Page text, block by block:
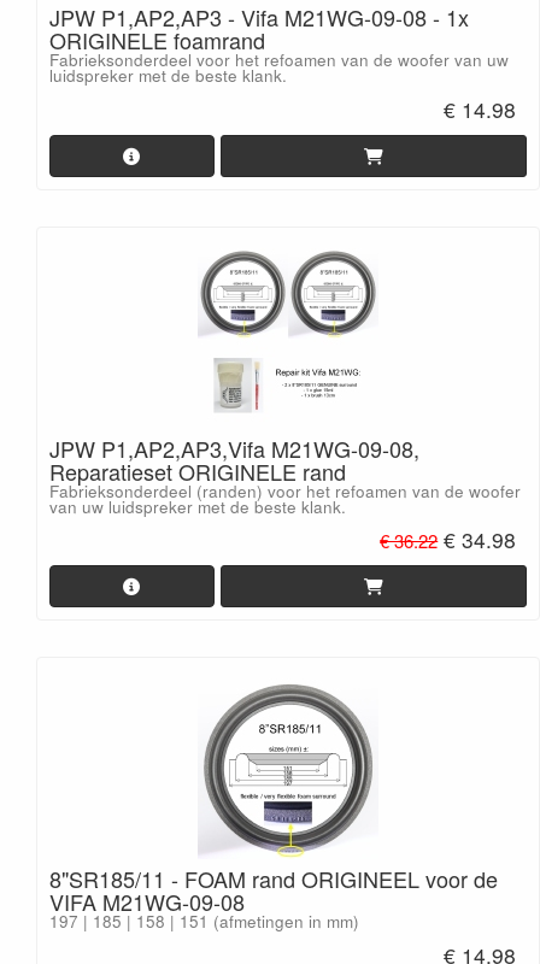
JPW P1,AP2,AP3 - Vifa M21WG-09-08 - 1x
ORIGINELE foamrand
Fabrieksonderdeel voor het refoamen van de woofer van uw
luidspreker met de beste klank.
€ 14.98
JPW P1,AP2,AP3,Vifa M21WG-09-08,
Reparatieset ORIGINELE rand
Fabrieksonderdeel (randen) voor het refoamen van de woofer
van uw luidspreker met de beste klank.
€ 36.22 € 34.98
8"SR185/11 - FOAM rand ORIGINEEL voor de
VIFA M21WG-09-08
197 | 185 | 158 | 151 (afmetingen in mm)
€ 14.98